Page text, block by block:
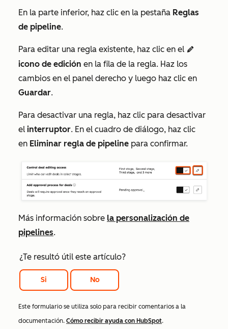
En la parte inferior, haz clic en la pestaña Reglas
de pipeline.
Para editar una regla existente, haz clic en el edit
icono de edición en la fila de la regla. Haz los
cambios en el panel derecho y luego haz clic en
Guardar.
Para desactivar una regla, haz clic para desactivar
el interruptor. En el cuadro de diálogo, haz clic
en Eliminar regla de pipeline para confirmar.
Más información sobre la personalización de
pipelines.
¿Te resultó útil este artículo?
Si No
Este formulario se utiliza solo para recibir comentarios a la
documentación. Cómo recibir ayuda con HubSpot.